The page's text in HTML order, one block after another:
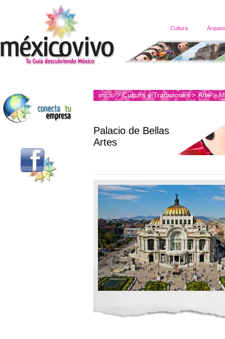
Cultura
inicio>Cultura y Tradiciones> Arte>
Palacio de Bellas
Artes